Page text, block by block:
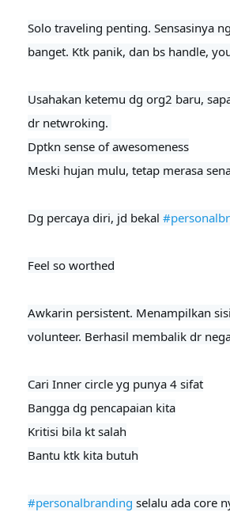
Solo traveling penting. Sensasinya
banget. Ktk panik, dan bs handle,
Usahakan ketemu dg org2 baru,
dr netwroking.
Dptkn sense of awesomeness
Meski hujan mulu, tetap merasa
Dg percaya diri, jd bekal
Feel so worthed
Awkarin persistent. Menampilkan
volunteer. Berhasil membalik dr
Cari Inner circle yg punya 4 sifat
Bangga dg pencapaian kita
Kritisi bila kt salah
Bantu ktk kita butuh
#personalbranding selalu ada core